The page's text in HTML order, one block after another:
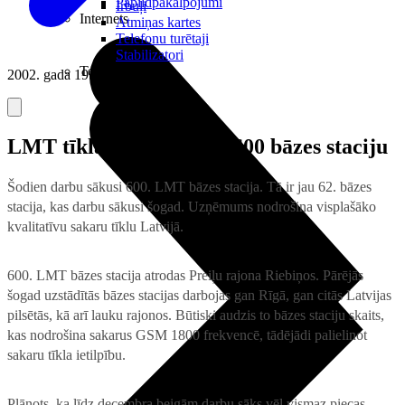
Internets
Irbuļi
Atmiņas kartes
Telefonu turētaji
Stabilizatori
Televizori
2002. gada 19. decembris
LMT tīklā darbojas jau 600 bāzes staciju
Šodien darbu sākusi 600. LMT bāzes stacija. Tā ir jau 62. bāzes
stacija, kas darbu sākusi šogad. Uzņēmums nodrošina visplašāko
kvalitatīvu sakaru tīklu Latvijā.
600. LMT bāzes stacija atrodas Preiļu rajona Riebiņos. Pārējās
šogad uzstādītās bāzes stacijas darbojas gan Rīgā, gan citās Latvijas
pilsētās, kā arī lauku rajonos. Būtiski audzis to bāzes staciju skaits,
kas nodrošina sakarus GSM 1800 frekvencē, tādējādi palielinot
sakaru tīkla ietilpību.